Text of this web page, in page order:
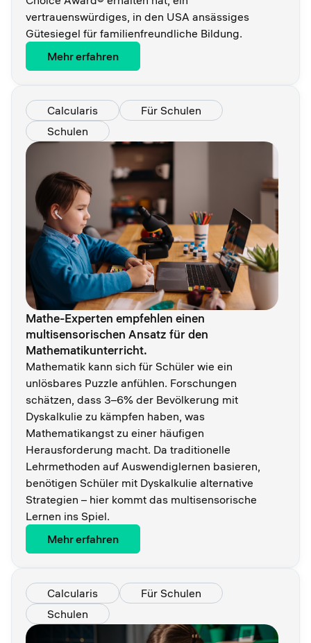
vertrauenswürdiges, in den USA ansässiges
Gütesiegel für familienfreundliche Bildung.
Mehr erfahren
Calcularis
Für Schulen
Schulen
Mathe-Experten empfehlen einen
multisensorischen Ansatz für den
Mathematikunterricht.
Mathematik kann sich für Schüler wie ein
unlösbares Puzzle anfühlen. Forschungen
schätzen, dass 3–6% der Bevölkerung mit
Dyskalkulie zu kämpfen haben, was
Mathematikangst zu einer häufigen
Herausforderung macht. Da traditionelle
Lehrmethoden auf Auswendiglernen basieren,
benötigen Schüler mit Dyskalkulie alternative
Strategien – hier kommt das multisensorische
Lernen ins Spiel.
Mehr erfahren
Calcularis
Für Schulen
Schulen